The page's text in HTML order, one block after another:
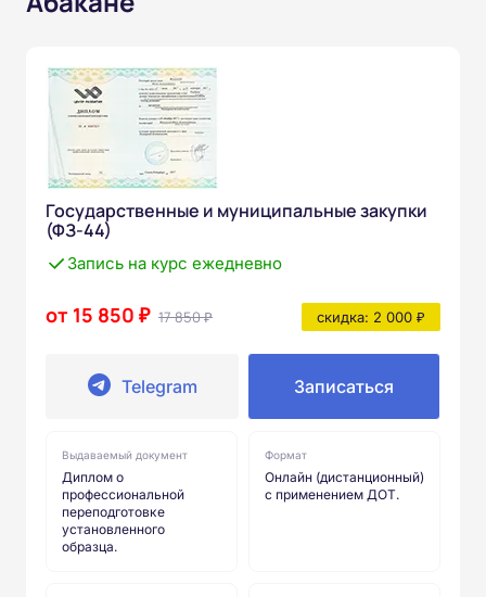
Государственные и муниципальные закупки
(ФЗ-44)
Запись на курс ежедневно
от 15 850 ₽ 17 850 ₽ скидка: 2 000 ₽
Telegram Записаться
Выдаваемый документ
Диплом о
профессиональной
переподготовке
установленного
образца.
Формат
Онлайн (дистанционный)
с применением ДОТ.